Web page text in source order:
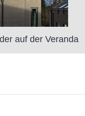
auf der Veranda